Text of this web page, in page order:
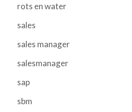
rots en water
sales
sales manager
salesmanager
sap
sbm